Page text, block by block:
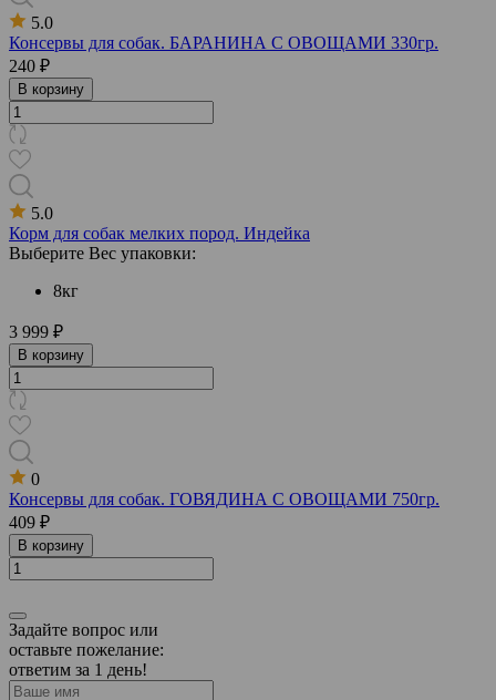
5.0
Консервы для собак. БАРАНИНА С ОВОЩАМИ 330гр.
240 ₽
В корзину
5.0
Корм для собак мелких пород. Индейка
Выберите Вес упаковки:
8кг
3 999 ₽
В корзину
0
Консервы для собак. ГОВЯДИНА С ОВОЩАМИ 750гр.
409 ₽
В корзину
Задайте вопрос или
оставьте пожелание:
ответим за 1 день!